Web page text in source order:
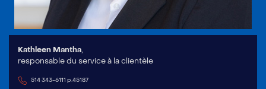
Kathleen Mantha,
responsable du service à la clientèle
514 343-6111 p.45187